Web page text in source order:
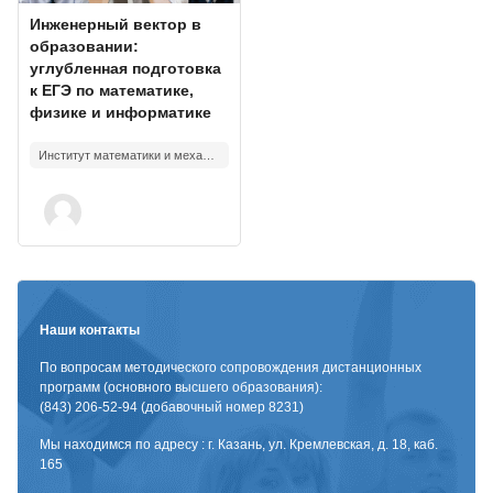
Изображение курса
Название курса
Инженерный вектор в
образовании:
углубленная подготовка
к ЕГЭ по математике,
физике и информатике
Наши контакты
По вопросам методического сопровождения дистанционных
программ (основного высшего образования):
(843) 206-52-94 (добавочный номер 8231)
Мы находимся по адресу : г. Казань, ул. Кремлевская, д. 18, каб.
165